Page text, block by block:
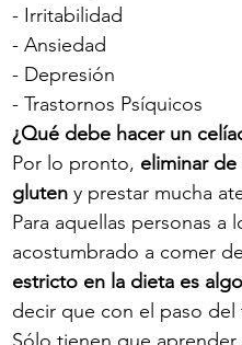
- Irritabilidad
- Ansiedad
- Depresión
- Trastornos Psíquicos
¿Qué debe hacer un
Por lo pronto, eliminar
gluten y prestar mucha
Para aquellas personas a
acostumbrado a comer
estricto en la dieta es
decir que con el paso del